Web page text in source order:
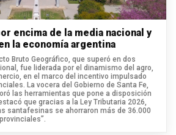
encima de la media nacional y
la economía argentina
Bruto Geográfico, que superó en dos
fue liderada por el dinamismo del agro,
en el marco del incentivo impulsado
La vocera del Gobierno de Santa Fe,
las herramientas que pone a disposición
que gracias a la Ley Tributaria 2026,
santafesinas se ahorraron más de 36.000